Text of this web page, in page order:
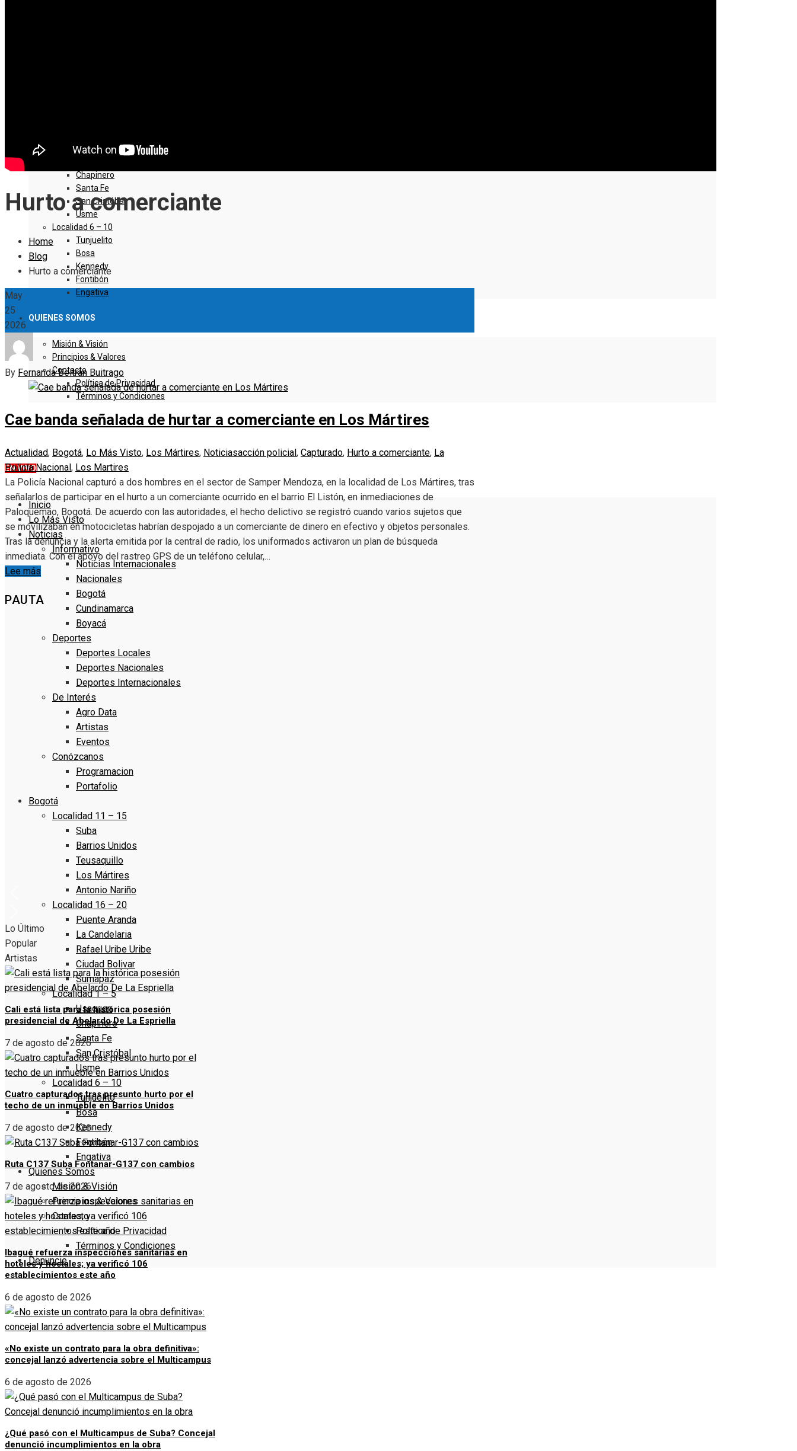
Localidad 1 – 5
Chapinero
Santa Fe
San Cristóbal
Usme
Localidad 6 – 10
Tunjuelito
Bosa
Kennedy
Fontibón
Engativa
QUIENES SOMOS
Misión & Visión
Principios & Valores
Contacto
Política de Privacidad
Términos y Condiciones
DENUNCIE
EN VIVO
Inicio
Lo Más Visto
Noticias
Informativo
Noticias Internacionales
Nacionales
Bogotá
Cundinamarca
Boyacá
Deportes
Deportes Locales
Deportes Nacionales
Deportes Internacionales
De Interés
Agro Data
Artistas
Eventos
Conózcanos
Programacion
Portafolio
Bogotá
Localidad 11 – 15
Suba
Barrios Unidos
Teusaquillo
Los Mártires
Antonio Nariño
Localidad 16 – 20
Puente Aranda
La Candelaria
Rafael Uribe Uribe
Ciudad Bolivar
Sumapaz
Localidad 1 – 5
Usaquen
Chapinero
Santa Fe
San Cristóbal
Usme
Localidad 6 – 10
Tunjuelito
Bosa
Kennedy
Fontibón
Engativa
Quienes Somos
Misión & Visión
Principios & Valores
Contacto
Política de Privacidad
Términos y Condiciones
Denuncie
Hurto a comerciante
Home
Blog
Hurto a comerciante
May
25
2026
By Fernanda Beltrán Buitrago
Cae banda señalada de hurtar a comerciante en Los Mártires
Actualidad, Bogotá, Lo Más Visto, Los Mártires, Noticiasacción policial, Capturado, Hurto a comerciante, La
Policía Nacional, Los Martires
La Policía Nacional capturó a dos hombres en el sector de Samper Mendoza, en la localidad de Los Mártires, tras
señalarlos de participar en el hurto a un comerciante ocurrido en el barrio El Listón, en inmediaciones de
Paloquemao, Bogotá. De acuerdo con las autoridades, el hecho delictivo se registró cuando varios sujetos que
se movilizaban en motocicletas habrían despojado a un comerciante de dinero en efectivo y objetos personales.
Tras la denuncia y la alerta emitida por la central de radio, los uniformados activaron un plan de búsqueda
inmediata. Con el apoyo del rastreo GPS de un teléfono celular,…
Lee más
PAUTA
Lo Último
Popular
Artistas
Cali está lista para la histórica posesión
presidencial de Abelardo De La Espriella
7 de agosto de 2026
Cuatro capturados tras presunto hurto por el
techo de un inmueble en Barrios Unidos
7 de agosto de 2026
Ruta C137 Suba Fontanar-G137 con cambios
7 de agosto de 2026
Ibagué refuerza inspecciones sanitarias en
hoteles y hostales; ya verificó 106
establecimientos este año
6 de agosto de 2026
«No existe un contrato para la obra definitiva»:
concejal lanzó advertencia sobre el Multicampus
6 de agosto de 2026
¿Qué pasó con el Multicampus de Suba? Concejal
denunció incumplimientos en la obra